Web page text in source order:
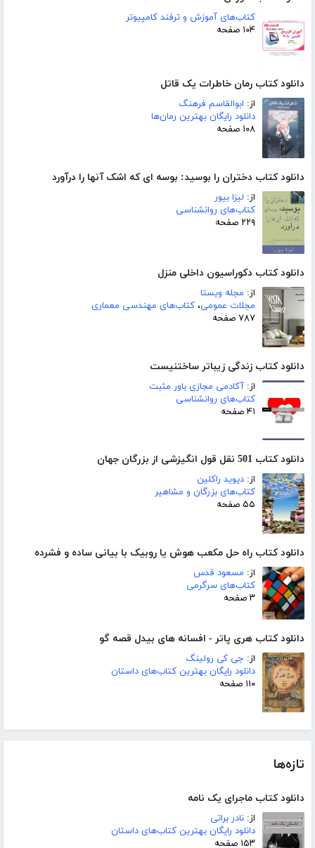
کتاب‌های آموزش و ترفند کامپیوتر
۱۰۴ صفحه
دانلود کتاب رمان خاطرات یک قاتل
از: ابوالقاسم فرهنگ
دانلود رایگان بهترین رمان‌ها
۱۰۸ صفحه
دانلود کتاب دختران را بوسید: بوسه ای که اشک آنها را درآورد
از: لیزا بیور
کتاب‌های روانشناسی
۲۲۹ صفحه
دانلود کتاب دکوراسیون داخلی منزل
از: مجله ویستا
مجلات عمومی، کتاب‌های مهندسی معماری
۷۸۷ صفحه
دانلود کتاب زندگی زیباتر ساختنیست
از: آکادمی مجازی باور مثبت
کتاب‌های روانشناسی
۴۱ صفحه
دانلود کتاب 501 نقل قول انگیزشی از بزرگان جهان
از: دیوید راکلین
کتاب‌های بزرگان و مشاهیر
۵۵ صفحه
دانلود کتاب راه حل مکعب هوش یا روبیک با بیانی ساده و فشرده
از: مسعود قدس
کتاب‌های سرگرمی
۳ صفحه
دانلود کتاب هری پاتر - افسانه های بیدل قصه گو
از: جی کی رولینگ
دانلود رایگان بهترین کتاب‌های داستان
۱۱۰ صفحه
تازه‌ها
دانلود کتاب ماجرای یک نامه
از: نادر براتی
دانلود رایگان بهترین کتاب‌های داستان
۱۵۳ صفحه